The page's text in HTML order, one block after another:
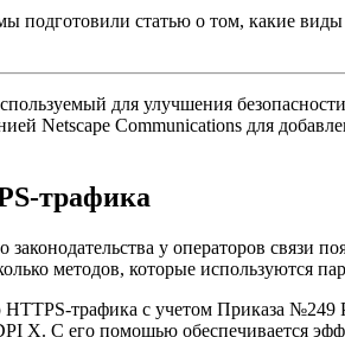
подготовили статью о том, какие
для улучшения
Netscape Communications для
трафика
у операторов связи
методов, которые используются
трафика с учетом Приказа №249
X. С его помощью обеспечивается